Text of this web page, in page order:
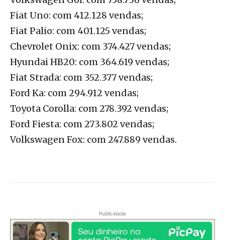
Fiat Uno: com 412.128 vendas;
Fiat Palio: com 401.125 vendas;
Chevrolet Onix: com 374.427 vendas;
Hyundai HB20: com 364.619 vendas;
Fiat Strada: com 352.377 vendas;
Ford Ka: com 294.912 vendas;
Toyota Corolla: com 278.392 vendas;
Ford Fiesta: com 273.802 vendas;
Volkswagen Fox: com 247.889 vendas.
Publicidade